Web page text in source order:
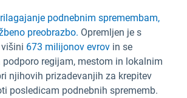
podnebnim spremembam,
preobrazbo. Opremljen je s
673 milijonov evrov in se
podporo regijam, mestom in lokalnim
njihovih prizadevanjih za krepitev
posledicam podnebnih sprememb.